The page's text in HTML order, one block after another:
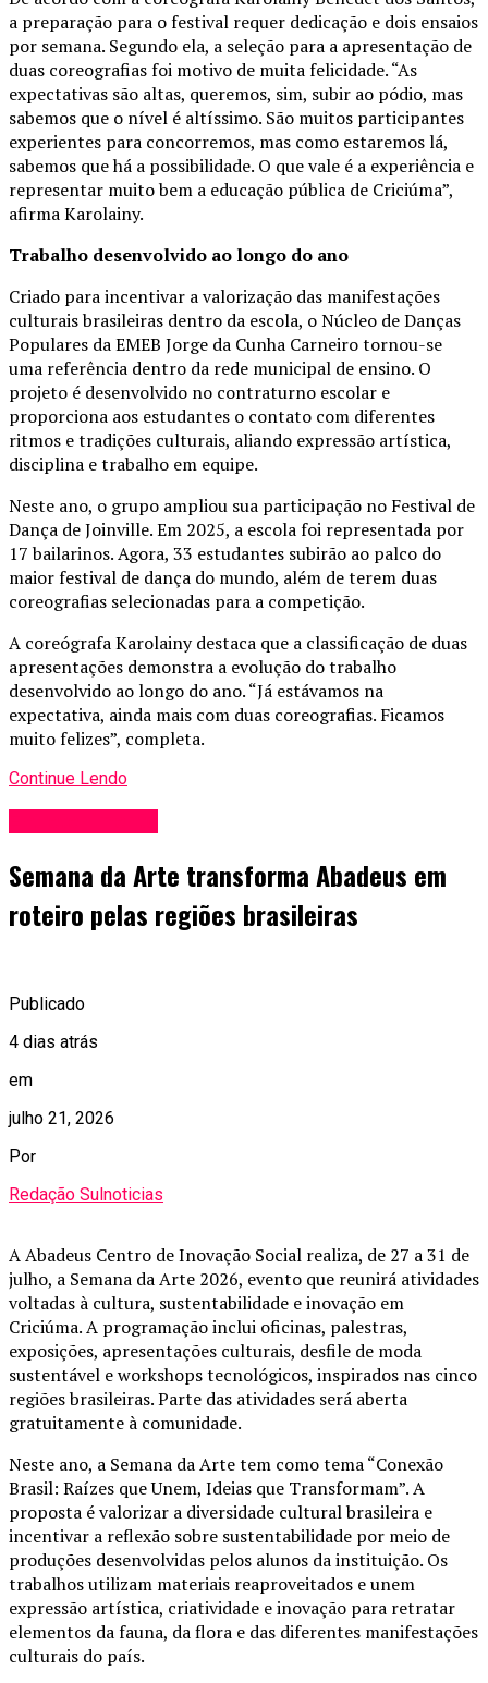
a preparação para o festival requer dedicação e dois ensaios
por semana. Segundo ela, a seleção para a apresentação de
duas coreografias foi motivo de muita felicidade. “As
expectativas são altas, queremos, sim, subir ao pódio, mas
sabemos que o nível é altíssimo. São muitos participantes
experientes para concorremos, mas como estaremos lá,
sabemos que há a possibilidade. O que vale é a experiência e
representar muito bem a educação pública de Criciúma”,
afirma Karolainy.
Trabalho desenvolvido ao longo do ano
Criado para incentivar a valorização das manifestações
culturais brasileiras dentro da escola, o Núcleo de Danças
Populares da EMEB Jorge da Cunha Carneiro tornou-se
uma referência dentro da rede municipal de ensino. O
projeto é desenvolvido no contraturno escolar e
proporciona aos estudantes o contato com diferentes
ritmos e tradições culturais, aliando expressão artística,
disciplina e trabalho em equipe.
Neste ano, o grupo ampliou sua participação no Festival de
Dança de Joinville. Em 2025, a escola foi representada por
17 bailarinos. Agora, 33 estudantes subirão ao palco do
maior festival de dança do mundo, além de terem duas
coreografias selecionadas para a competição.
A coreógrafa Karolainy destaca que a classificação de duas
apresentações demonstra a evolução do trabalho
desenvolvido ao longo do ano. “Já estávamos na
expectativa, ainda mais com duas coreografias. Ficamos
muito felizes”, completa.
Continue Lendo
Semana da Arte transforma Abadeus em
roteiro pelas regiões brasileiras
Publicado
4 dias atrás
em
julho 21, 2026
Por
Redação Sulnoticias
A Abadeus Centro de Inovação Social realiza, de 27 a 31 de
julho, a Semana da Arte 2026, evento que reunirá atividades
voltadas à cultura, sustentabilidade e inovação em
Criciúma. A programação inclui oficinas, palestras,
exposições, apresentações culturais, desfile de moda
sustentável e workshops tecnológicos, inspirados nas cinco
regiões brasileiras. Parte das atividades será aberta
gratuitamente à comunidade.
Neste ano, a Semana da Arte tem como tema “Conexão
Brasil: Raízes que Unem, Ideias que Transformam”. A
proposta é valorizar a diversidade cultural brasileira e
incentivar a reflexão sobre sustentabilidade por meio de
produções desenvolvidas pelos alunos da instituição. Os
trabalhos utilizam materiais reaproveitados e unem
expressão artística, criatividade e inovação para retratar
elementos da fauna, da flora e das diferentes manifestações
culturais do país.